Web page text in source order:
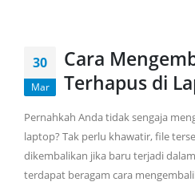
30
Mar
Cara
Terhapus di
Pernahkah Anda tidak sengaja
laptop? Tak perlu khawatir, file
dikembalikan jika baru terjadi
terdapat beragam cara